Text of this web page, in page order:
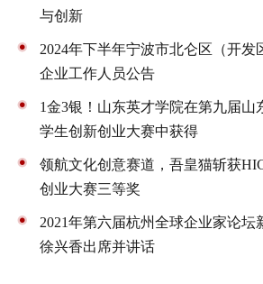
与创新
2024年下半年宁波市北仑区（开发
企业工作人员公告
1金3银！山东英才学院在第九届山
学生创新创业大赛中获得
领航文化创意赛道，吾皇猫斩获
创业大赛三等奖
2021年第六届杭州全球企业家论坛
徐兴香出席并讲话